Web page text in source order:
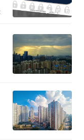
00:15